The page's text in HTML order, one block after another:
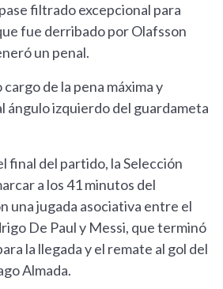
filtrado excepcional para
fue derribado por Olafsson
un penal.
de la pena máxima y
ángulo izquierdo del guardameta
final del partido, la Selección
a los 41 minutos del
una jugada asociativa entre el
De Paul y Messi, que terminó
la llegada y el remate al gol del
Almada.